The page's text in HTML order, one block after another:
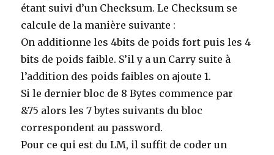
étant suivi d’un Checksum. Le Checksum se
calcule de la manière suivante :
On additionne les 4bits de poids fort puis les 4
bits de poids faible. S’il y a un Carry suite à
l’addition des poids faibles on ajoute 1.
Si le dernier bloc de 8 Bytes commence par
&75 alors les 7 bytes suivants du bloc
correspondent au password.
Pour ce qui est du LM, il suffit de coder un